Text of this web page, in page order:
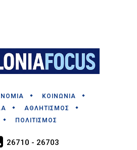
ΚΟΙΝΩΝΙΑ
ΑΘΛΗΤΙΣΜΟΣ
ΠΟΛΙΤΙΣΜΟΣ
26710 - 26703